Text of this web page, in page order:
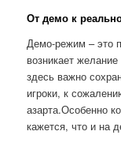
От демо к
Демо-режим – это
возникает
здесь важно
игроки, к
азарта.Особенно
кажется, что и на